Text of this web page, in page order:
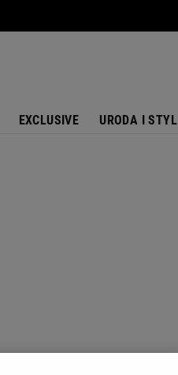
EXCLUSIVE URODA I STYL